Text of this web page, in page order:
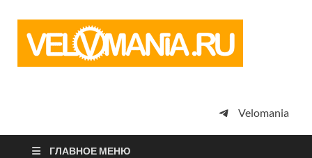
просто
Velomania
ГЛАВНОЕ МЕНЮ